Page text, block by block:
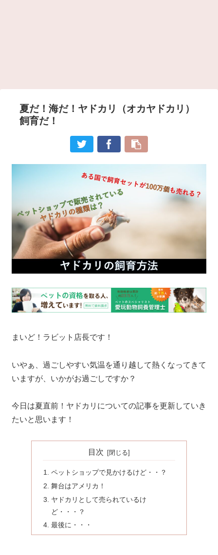
夏だ！海だ！ヤドカリ（オカヤドカリ）
飼育だ！
まいど！ラビット店長です！
いやぁ、過ごしやすい気温を通り越して熱くなってきて
いますが、いかがお過ごしですか？
今日は夏直前！ヤドカリについての記事を更新していき
たいと思います！
目次
ペットショップで見かけるけど・・？
舞台はアメリカ！
ヤドカリとして売られているけ
ど・・・？
最後に・・・